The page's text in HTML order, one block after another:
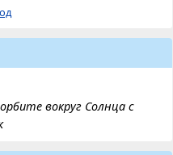
вокруг Солнца с